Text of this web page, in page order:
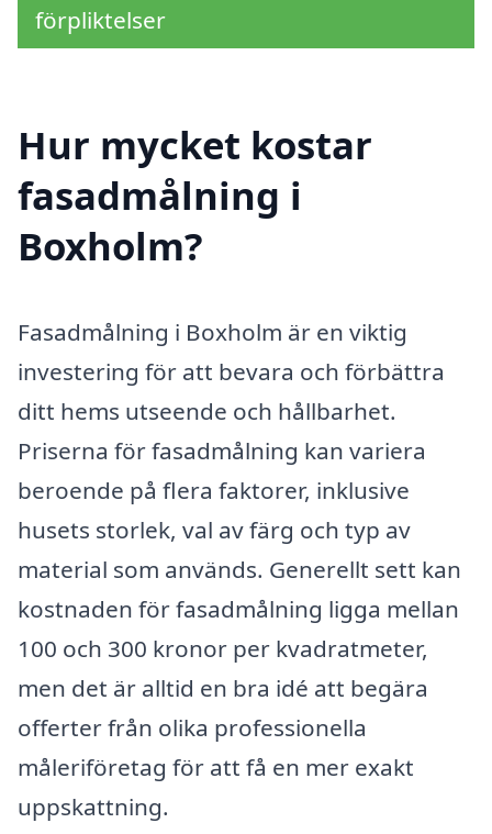
förpliktelser
Hur mycket kostar
fasadmålning i
Boxholm?
Fasadmålning i Boxholm är en viktig
investering för att bevara och förbättra
ditt hems utseende och hållbarhet.
Priserna för fasadmålning kan variera
beroende på flera faktorer, inklusive
husets storlek, val av färg och typ av
material som används. Generellt sett kan
kostnaden för fasadmålning ligga mellan
100 och 300 kronor per kvadratmeter,
men det är alltid en bra idé att begära
offerter från olika professionella
måleriföretag för att få en mer exakt
uppskattning.